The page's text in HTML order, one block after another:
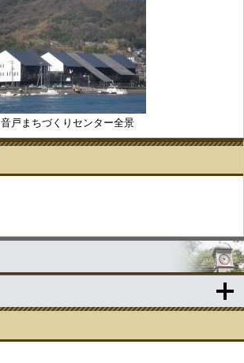
音戸まちづくりセンター全景